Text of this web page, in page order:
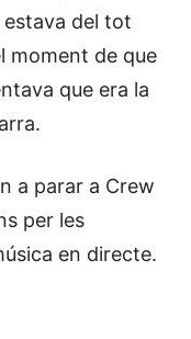
del tot
moment de que
que era la
a parar a Crew
per les
en directe.